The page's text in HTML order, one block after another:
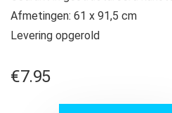
Afmetingen: 61 x 91,5 cm
Levering opgerold
€7.95